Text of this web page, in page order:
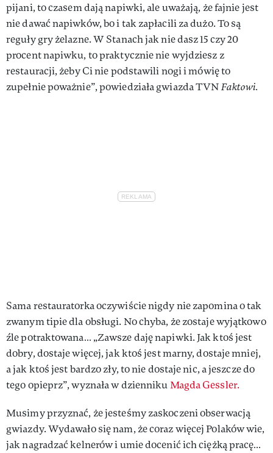
pijani, to czasem dają napiwki, ale uważają, że fajnie jest
nie dawać napiwków, bo i tak zapłacili za dużo. To są
reguły gry żelazne. W Stanach jak nie dasz 15 czy 20
procent napiwku, to praktycznie nie wyjdziesz z
restauracji, żeby Ci nie podstawili nogi i mówię to
zupełnie poważnie”, powiedziała gwiazda TVNFaktowi.
Sama restauratorka oczywiście nigdy nie zapomina o tak
zwanym tipie dla obsługi. No chyba, że zostaje wyjątkowo
źle potraktowana… „Zawsze daję napiwki. Jak ktoś jest
dobry, dostaje więcej, jak ktoś jest marny, dostaje mniej,
a jak ktoś jest bardzo zły, to nie dostaje nic, a jeszcze do
tego opieprz”, wyznała w dziennikuMagda Gessler.
Musimy przyznać, że jesteśmy zaskoczeni obserwacją
gwiazdy. Wydawało się nam, że coraz więcej Polaków wie,
jak nagradzać kelnerów i umie docenić ich ciężką pracę…